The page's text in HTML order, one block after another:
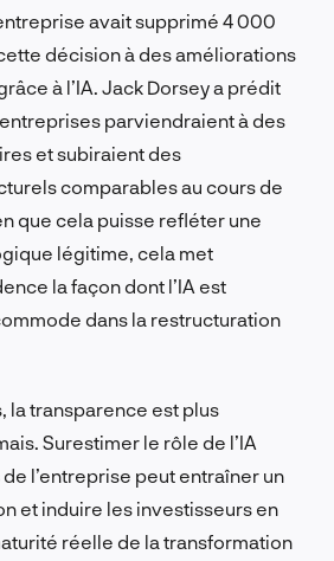
avait supprimé 4 000
décision à des améliorations
à l’IA. Jack Dorsey a prédit
parviendraient à des
et subiraient des
comparables au cours de
que cela puisse refléter une
légitime, cela met
la façon dont l’IA est
dans la restructuration
la transparence est plus
Surestimer le rôle de l’IA
l’entreprise peut entraîner un
et induire les investisseurs en
réelle de la transformation